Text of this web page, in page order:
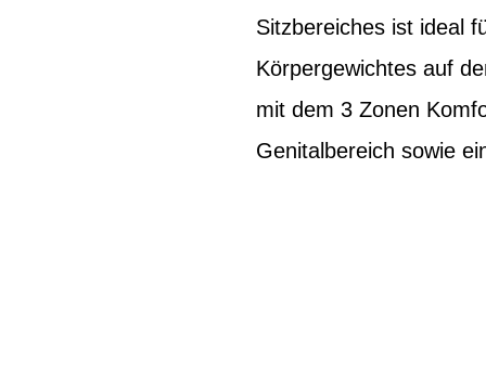
Sitzbereiches ist ideal
Körpergewichtes auf
mit dem 3 Zonen
Genitalbereich sowie